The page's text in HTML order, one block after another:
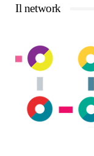
Il network